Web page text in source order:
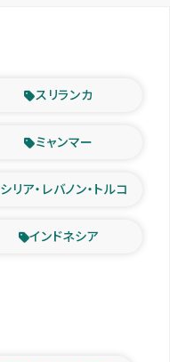
スリランカ
ミャンマー
シリア・レバノン・トルコ
インドネシア